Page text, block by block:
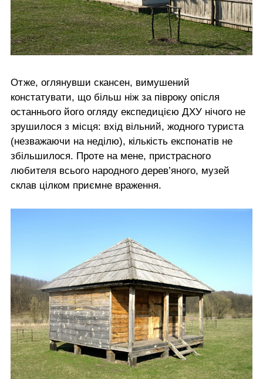
Отже, оглянувши скансен, вимушений
констатувати, що більш ніж за півроку опісля
останнього його огляду експедицією ДХУ нічого не
зрушилося з місця: вхід вільний, жодного туриста
(незважаючи на неділю), кількість експонатів не
збільшилося. Проте на мене, пристрасного
любителя всього народного дерев’яного, музей
склав цілком приємне враження.